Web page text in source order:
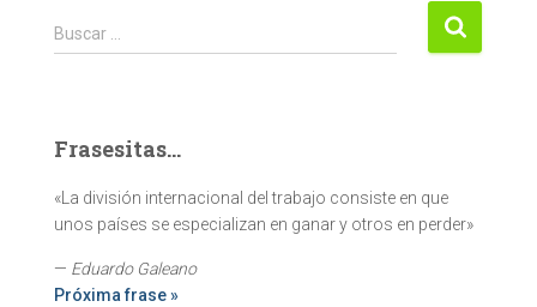
Buscar:
Buscar …
Frasesitas...
«La división internacional del trabajo consiste en que
unos países se especializan en ganar y otros en perder»
— Eduardo Galeano
Próxima frase »